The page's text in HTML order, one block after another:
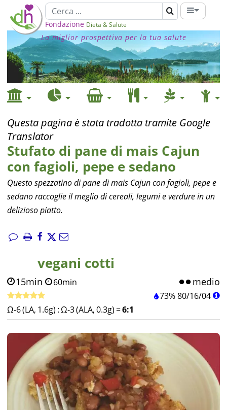
Fondazione Dieta & Salute
La miglior prospettiva per la tua salute
Questa pagina è stata tradotta tramite Google
Translator
Stufato di pane di mais Cajun
con fagioli, pepe e sedano
Questo spezzatino di pane di mais Cajun con fagioli, pepe e
sedano raccoglie il meglio di cereali, legumi e verdure in un
delizioso piatto.
vegani cotti
15min 60min medio
73%80/16/04
Ω-6 (LA, 1.6g) :Ω-3 (ALA, 0.3g) =6:1